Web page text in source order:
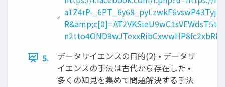
a1Z4rP-
5.
データサイエンスの目的(2) • データサ
イエンスの手法は古代から存在した •
多くの知見を集めて問題解決する手法